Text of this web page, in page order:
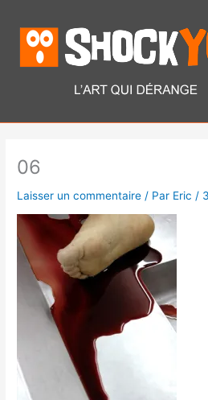
contenu
06
Laisser un commentaire / Par Eric /